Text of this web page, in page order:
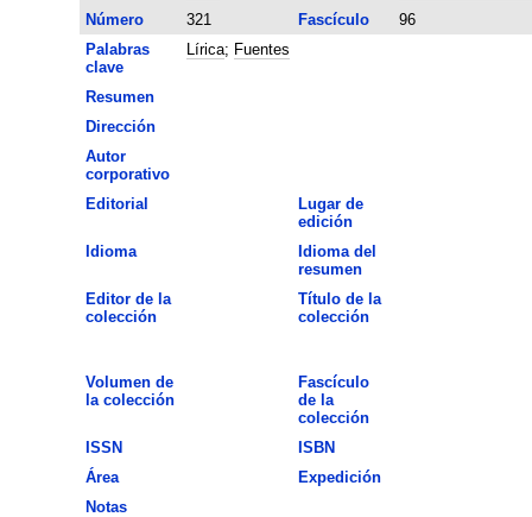
Número
321 Fascículo
96
Palabras
clave
Lírica; Fuentes
Resumen
Dirección
Autor
corporativo
Editorial
Lugar de
edición
Idioma
Idioma del
resumen
Editor de la
colección
Título de la
colección
Volumen de
la colección
Fascículo
de la
colección
ISSN
ISBN
Área
Expedición
Notas